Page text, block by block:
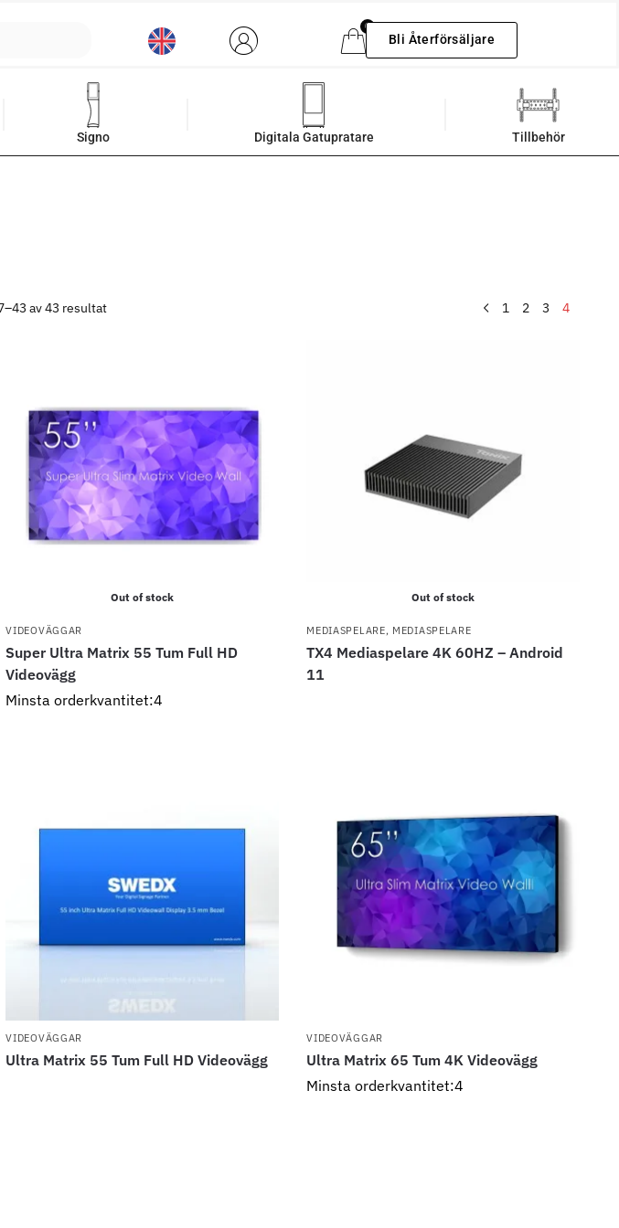
0
Bli Återförsäljare
Signo Digitala Gatupratare Tillbehör
av 43 resultat 1 2 3 4
Out of stock
VIDEOVÄGGAR
Super Ultra Matrix 55 Tum Full HD
Videovägg
Minsta orderkvantitet:4
Out of stock
MEDIASPELARE, MEDIASPELARE
TX4 Mediaspelare 4K 60HZ – Android
11
VIDEOVÄGGAR
Ultra Matrix 55 Tum Full HD Videovägg
VIDEOVÄGGAR
Ultra Matrix 65 Tum 4K Videovägg
Minsta orderkvantitet:4